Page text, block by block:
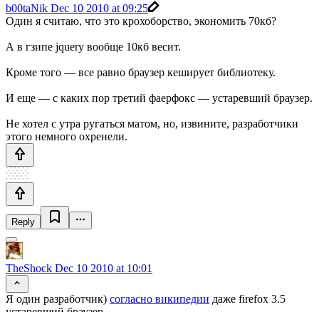
b00taNik Dec 10 2010 at 09:25
Один я считаю, что это крохоборство, экономить 70кб?
А в гзипе jquery вообще 10кб весит.
Кроме того — все равно браузер кеширует библиотеку.
И еще — с каких пор третий фаерфокс — устаревший браузер.
Не хотел с утра ругаться матом, но, извините, разработчики
этого немного охренели.
Reply
TheShock Dec 10 2010 at 10:01
Я один разработчик) согласно википедии даже firefox 3.5